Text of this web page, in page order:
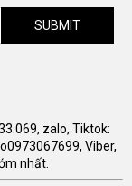
SUBMIT
zalo, Tiktok:
Viber,
nhất.